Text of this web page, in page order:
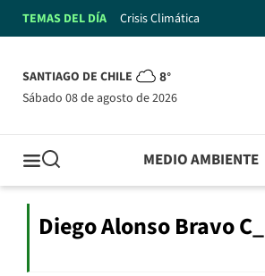
TEMAS DEL DÍA Crisis Climática
SANTIAGO DE CHILE 8°
sábado 08 de agosto de 2026
MEDIO AMBIENTE
Diego Alonso Bravo C_